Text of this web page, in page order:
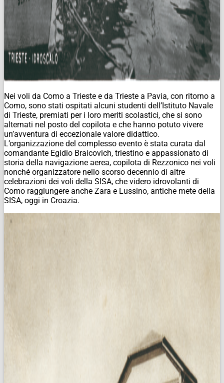
Nei voli da Como a Trieste e da Trieste a Pavia, con ritorno a
Como, sono stati ospitati alcuni studenti dell’Istituto Navale
di Trieste, premiati per i loro meriti scolastici, che si sono
alternati nel posto del copilota e che hanno potuto vivere
un’avventura di eccezionale valore didattico.
L’organizzazione del complesso evento è stata curata dal
comandante Egidio Braicovich, triestino e appassionato di
storia della navigazione aerea, copilota di Rezzonico nei voli
nonché organizzatore nello scorso decennio di altre
celebrazioni dei voli della SISA, che videro idrovolanti di
Como raggiungere anche Zara e Lussino, antiche mete della
SISA, oggi in Croazia.